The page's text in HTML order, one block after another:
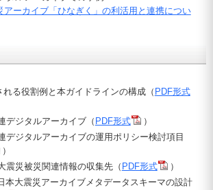
アーカイブ「ひなぎく」の利活用と連携につい
る役割例と本ガイドラインの構成（ PDF形式
デジタルアーカイブ（ PDF形式
）
デジタルアーカイブの運用ポリシー検討項目
）
震災被災関連情報の収集先（ PDF形式
）
本大震災アーカイブメタデータスキーマの設計